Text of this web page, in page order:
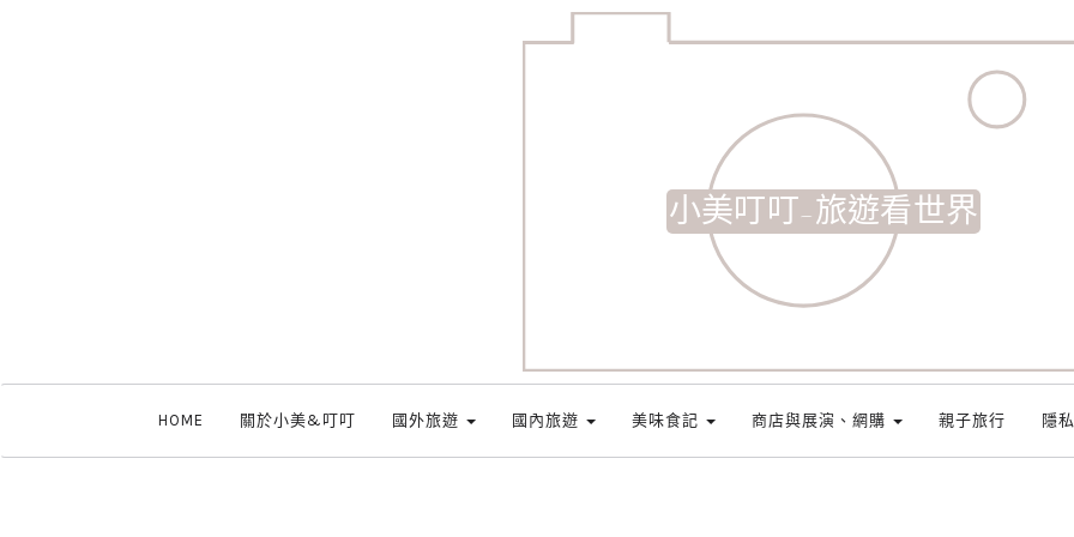
小美叮叮-旅遊看世界
HOME 關於小美&叮叮 國外旅遊 國內旅遊 美味食記 商店與展演、網購 親子旅行 隱